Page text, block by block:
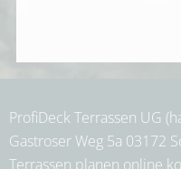
ProfiDeck Terrassen UG
Gastroser Weg 5a 03172
Terrassen planen online